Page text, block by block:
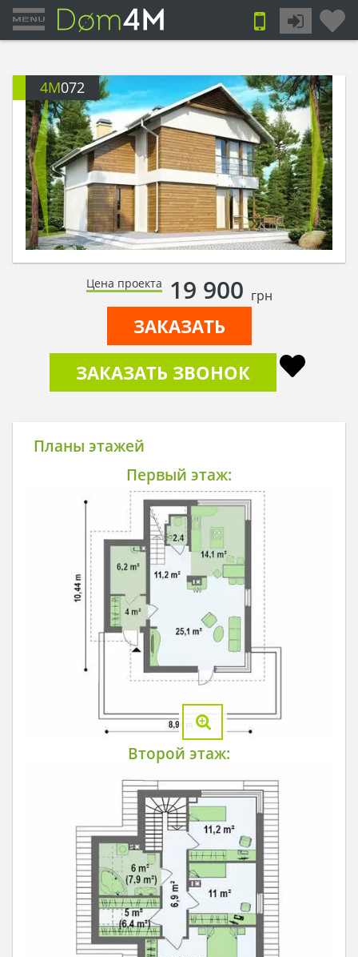
4M072
Цена проекта 19 900 грн
ЗАКАЗАТЬ
ЗАКАЗАТЬ ЗВОНОК
Планы этажей
Первый этаж:
Второй этаж: